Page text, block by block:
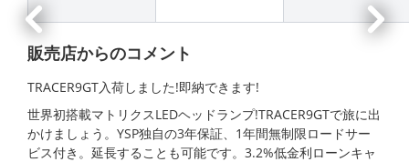
販売店からのコメント
TRACER9GT入荷しました!即納できます!
世界初搭載マトリクスLEDヘッドランプ!TRACER9GTで旅に出
かけましょう。YSP独自の3年保証、1年間無制限ロードサー
ビス付き。延長することも可能です。3.2%低金利ローンキャ